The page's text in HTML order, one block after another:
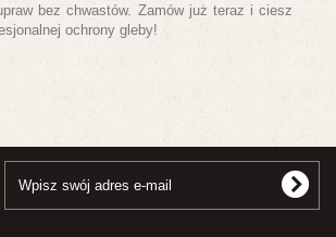
bez chwastów. Zamów już teraz i ciesz
ochrony gleby!